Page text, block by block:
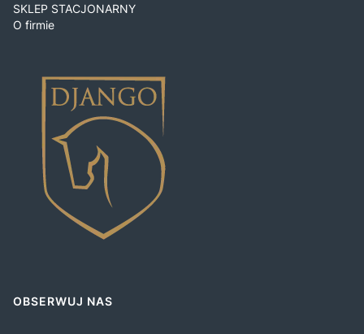
SKLEP STACJONARNY
O firmie
OBSERWUJ NAS